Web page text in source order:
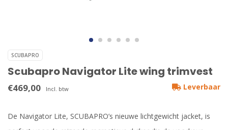
SCUBAPRO
Scubapro Navigator Lite wing trimvest
€469,00 Incl. btw Leverbaar
De Navigator Lite, SCUBAPRO’s nieuwe lichtgewicht jacket, is